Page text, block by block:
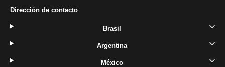
Dirección de contacto
Brasil
Argentina
México